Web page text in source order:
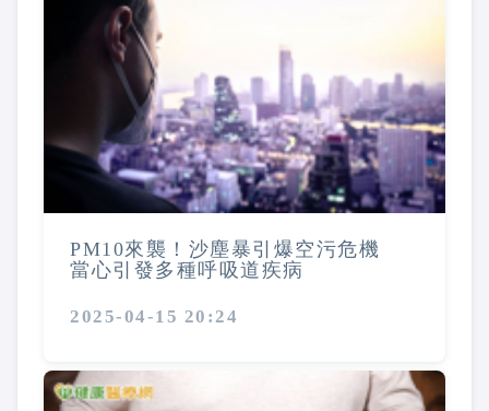
PM10來襲！沙塵暴引爆空污危機
當心引發多種呼吸道疾病
2025-04-15 20:24